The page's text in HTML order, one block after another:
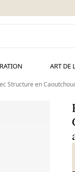
ART DE
Structure en